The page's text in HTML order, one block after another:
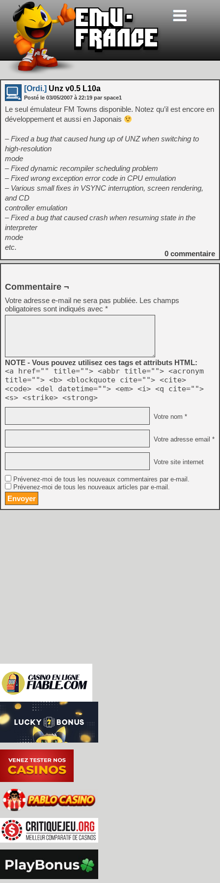
[Ordi.] Unz v0.5 L10a
Posté le 03/05/2007 à 22:19 par space1
Le seul émulateur FM Towns disponible. Notez qu’il est encore en
développement et aussi en Japonais
– Fixed a bug that caused hung up of UNZ when switching to
high-resolution
mode
– Fixed dynamic recompiler scheduling problem
– Fixed wrong exception error code in CPU emulation
– Various small fixes in VSYNC interruption, screen rendering,
and CD
controller emulation
– Fixed a bug that caused crash when resuming state in the
interpreter
mode
etc.
0 commentaire
Commentaire ¬
Votre adresse e-mail ne sera pas publiée. Les champs
obligatoires sont indiqués avec *
NOTE - Vous pouvez utilisez ces tags et attributs HTML:
<a href="" title=""> <abbr title=""> <acronym
title=""> <b> <blockquote cite=""> <cite>
<code> <del datetime=""> <em> <i> <q cite="">
<s> <strike> <strong>
Votre nom *
Votre adresse email *
Votre site internet
Prévenez-moi de tous les nouveaux commentaires par e-mail.
Prévenez-moi de tous les nouveaux articles par e-mail.